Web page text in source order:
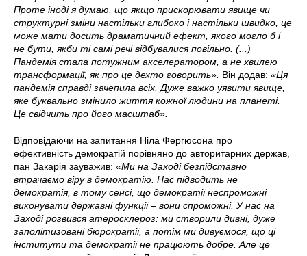
Проте іноді я думаю, що якщо прискорювати явище чи
структурні зміни настільки глибоко і настільки швидко, це
може мати досить драматичний ефект, якого могло б і
не бути, якби ті самі речі відбувалися повільно. (...)
Пандемія стала потужним акселератором, а не хвилею
трансформації, як про це дехто говорить». Він додав: «Ця
пандемія справді зачепила всіх. Дуже важко уявити явище,
яке буквально змінило життя кожної людини на планеті.
Це свідчить про його масштаб».
Відповідаючи на запитання Ніла Фергюсона про
ефективність демократій порівняно до авторитарних держав,
пан Закарія зауважив: «Ми на Заході безпідставно
втрачаємо віру в демократію. Нас підводить не
демократія, в тому сенсі, що демократії неспроможні
виконувати державні функції – вони спроможні. У нас на
Заході розвився атеросклероз: ми створили дивні, дуже
заполітизовані бюрократії, а потім ми дивуємося, що ці
інститути та демократії не працюють добре. Але це